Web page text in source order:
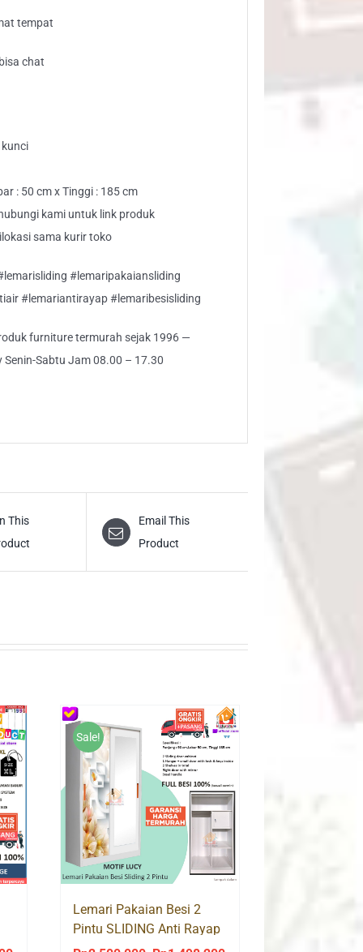
tempat
chat
: 50 cm x Tinggi : 185 cm
kami untuk link produk
sama kurir toko
#lemaripakaiansliding
#lemariantirayap #lemaribesisliding
furniture termurah sejak 1996 —
Senin-Sabtu Jam 08.00 – 17.30
This
Email This
Product
Sale!
Lemari Pakaian Besi 2
Pintu SLIDING Anti Rayap
Air LUCY 90